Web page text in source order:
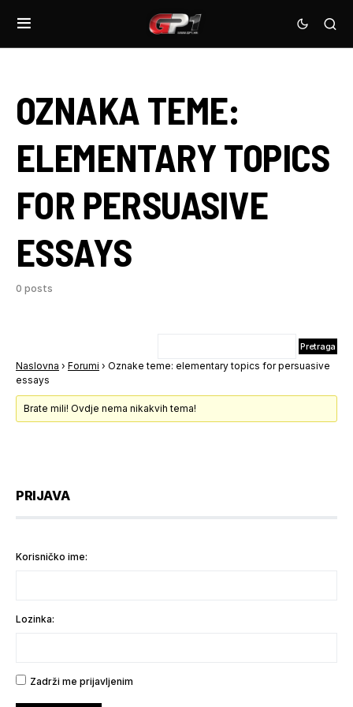
OZNAKA TEME:
ELEMENTARY TOPICS
FOR PERSUASIVE
ESSAYS
0 posts
Naslovna › Forumi › Oznake teme: elementary topics for persuasive
essays
Brate mili! Ovdje nema nikakvih tema!
PRIJAVA
Korisničko ime:
Lozinka:
Zadrži me prijavljenim